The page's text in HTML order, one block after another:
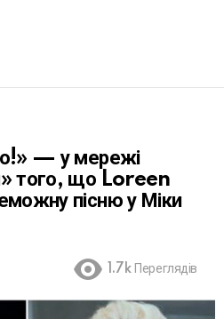
— у мережі
того, що Loreen
пісню у Міки
1.7k Переглядів